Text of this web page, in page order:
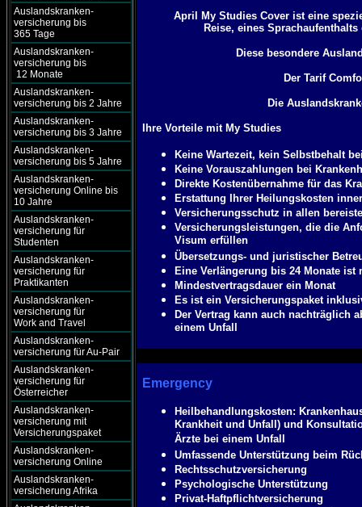
Auslandskranken-
versicherung bis
365 Tage
Auslandskranken-
versicherung bis
12 Monate
Auslandskranken-
versicherung bis 2 Jahre
Auslandskranken-
versicherung bis 3 Jahre
Auslandskranken-
versicherung bis 5 Jahre
Auslandskranken-
versicherung Online bis
10 Jahre
Auslandskranken-
versicherung für
Studenten
Auslandskranken-
versicherung für
Praktikanten
Auslandskranken-
versicherung für
Work and Travel
Auslandskranken-
versicherung für Au-Pair
Auslandskranken-
versicherung für
Österreicher
Auslandskranken-
versicherung mit
Versicherungspaket
Auslandskranken-
versicherung Online
Auslandskranken-
versicherung Afrika
April My Studies Cover ist eine
Reise, eines
Diese besondere
Der Tarif
Die
Ihre Vorteile mit My Studies
Keine Wartezeit, kein Selbstbehalt
Keine Vorauszahlungen bei
Direkte Kostenübernahme für das
Erstattung Ihrer Heilungskosten
Versicherungsschutz in allen
Versicherungsleistungen, die die
Visum erfüllen
Übersetzungs- und juristischer
Eine Verlängerung bis 24 Monate ist
Mindestvertragsdauer ein Monat
Es ist ein Versicherungspaket
Der Vertrag kann auch nachträglich
einem Unfall
Emergency
Heilbehandlungskosten:
Krankheit und Unfall) und
Ärzte bei einem Unfall
Umfassende Unterstützung beim
Rechtsschutzversicherung
Psychologische Unterstützung
Privat-Haftpflichtversicherung